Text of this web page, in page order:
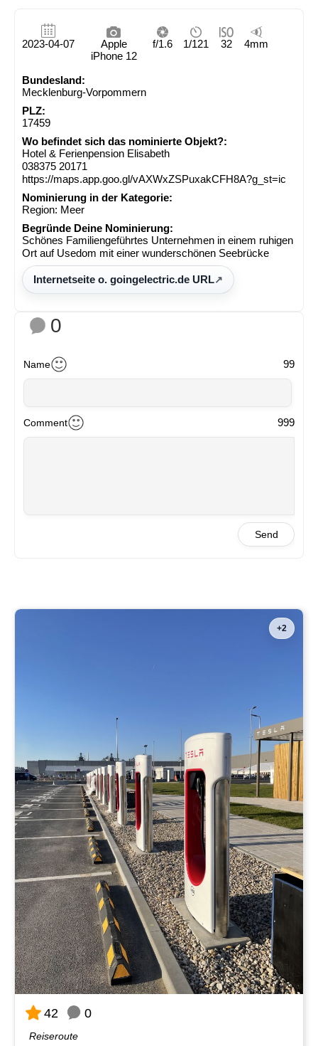
2023-04-07
Apple
iPhone 12
f/1.6 1/121 32 4mm
Bundesland:
Mecklenburg-Vorpommern
PLZ:
17459
Wo befindet sich das nominierte Objekt?:
Hotel & Ferienpension Elisabeth
038375 20171
https://maps.app.goo.gl/vAXWxZSPuxakCFH8A?g_st=ic
Nominierung in der Kategorie:
Region: Meer
Begründe Deine Nominierung:
Schönes Familiengeführtes Unternehmen in einem ruhigen
Ort auf Usedom mit einer wunderschönen Seebrücke
Internetseite o. goingelectric.de URL
0
Name 99
Comment 999
Send
+2
42 0
Reiseroute